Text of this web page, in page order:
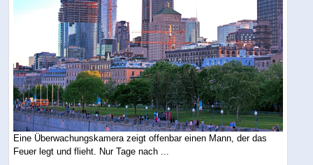
Eine Überwachungskamera zeigt offenbar einen Mann, der das
Feuer legt und flieht. Nur Tage nach ...